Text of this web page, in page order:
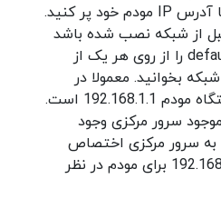
این خصوصیت را باید با آدرس IP مودم خود پر کنید.
از شبکه نصب شده باشد
می توانید default gateway را از روی هر یک از
بخوانید. معمولا در
شبکه ها آدرس IP دستگاه مودم 192.168.1.1 است.
سرور مرکزی وجود
سرور مرکزی اختصاص
داده شده و آدرس 192.168.1.2 برای مودم در نظر